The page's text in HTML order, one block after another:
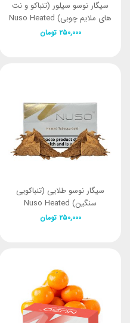
سیگار نوسو سیلور (تنباکو و نت
های ملایم چوبی) Nuso Heated
Tobacco Silver
تومان۲۵۰,۰۰۰
سیگار نوسو طلایی (تنباکویی
سنگین) Nuso Heated
Tobacco Gold
تومان۲۵۰,۰۰۰